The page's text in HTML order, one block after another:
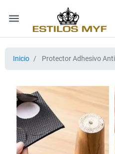
menu
Inicio Protector Adhesivo